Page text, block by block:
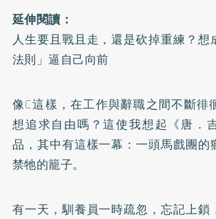
延伸閱讀：
人生要且戰且走，還是砍掉重練？想
法則」逼自己向前
像C這樣，在工作與辭職之間不斷徘
想追求自由嗎？這使我想起《唐．
品，其中有這樣一幕：一頭馬戲團的
禁牠的籠子。
有一天，馴養員一時疏忽，忘記上鎖